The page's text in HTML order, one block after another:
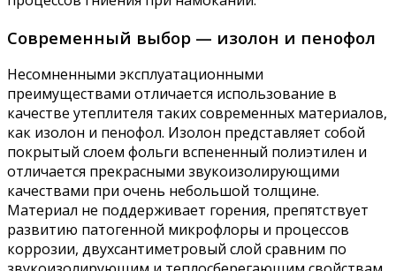
Современный выбор — изолон и пенофол
Несомненными эксплуатационными
преимуществами отличается использование в
качестве утеплителя таких современных материалов,
как изолон и пенофол. Изолон представляет собой
покрытый слоем фольги вспененный полиэтилен и
отличается прекрасными звукоизолирующими
качествами при очень небольшой толщине.
Материал не поддерживает горения, препятствует
развитию патогенной микрофлоры и процессов
коррозии, двухсантиметровый слой сравним по